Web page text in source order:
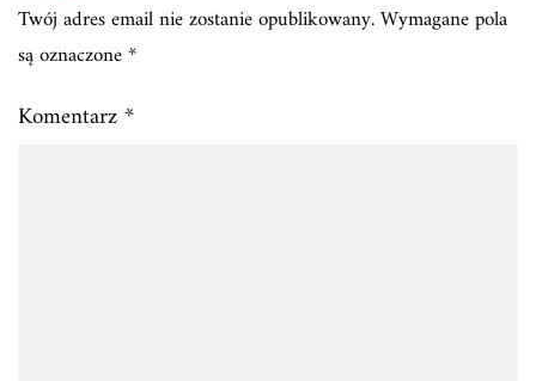
Twój adres email nie zostanie opublikowany.Wymagane pola
są oznaczone*
Komentarz*